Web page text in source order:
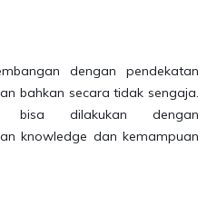
dengan pendekatan
bahkan secara tidak sengaja.
bisa dilakukan dengan
knowledge dan kemampuan